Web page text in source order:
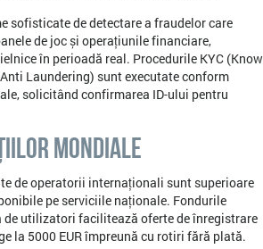
sofisticate de detectare a fraudelor care
de joc și operațiunile financiare,
în perioadă real. Procedurile KYC (Know
Laundering) sunt executate conform
solicitând confirmarea ID-ului pentru
Mondiale
de operatorii internaționali sunt superioare
pe serviciile naționale. Fondurile
de utilizatori facilitează oferte de înregistrare
la 5000 EUR împreună cu rotiri fără plată.